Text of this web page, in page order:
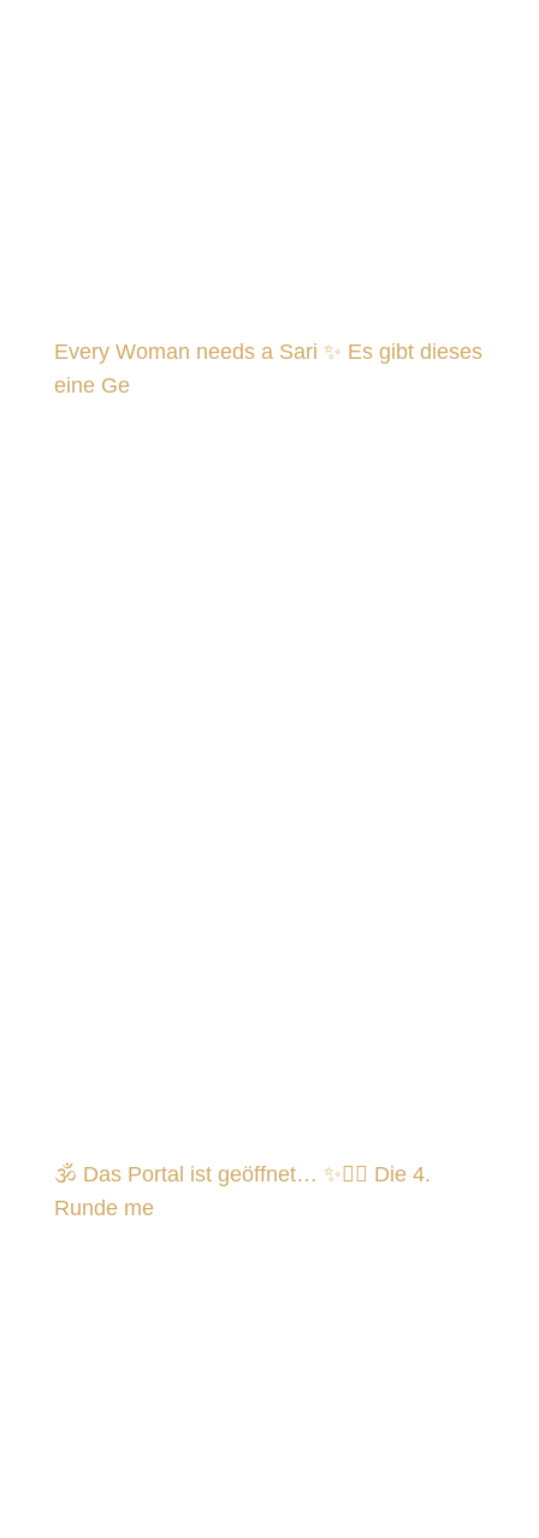
Every Woman needs a Sari ✨ Es gibt dieses
eine Ge
🕉️ Das Portal ist geöffnet… ✨🧘‍♀️ Die 4.
Runde me